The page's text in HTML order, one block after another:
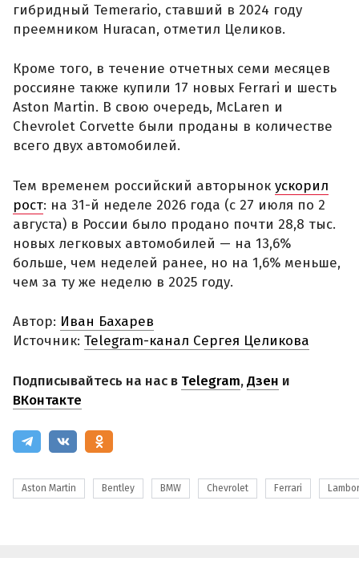
гибридный Temerario, ставший в 2024 году
преемником Huracan, отметил Целиков.
Кроме того, в течение отчетных семи месяцев
россияне также купили 17 новых Ferrari и шесть
Aston Martin. В свою очередь, McLaren и
Chevrolet Corvette были проданы в количестве
всего двух автомобилей.
Тем временем российский авторынок ускорил
рост: на 31-й неделе 2026 года (с 27 июля по 2
августа) в России было продано почти 28,8 тыс.
новых легковых автомобилей — на 13,6%
больше, чем неделей ранее, но на 1,6% меньше,
чем за ту же неделю в 2025 году.
Автор: Иван Бахарев
Источник: Telegram-канал Сергея Целикова
Подписывайтесь на нас в Telegram,Дзен и
ВКонтакте
Aston Martin Bentley BMW Chevrolet Ferrari